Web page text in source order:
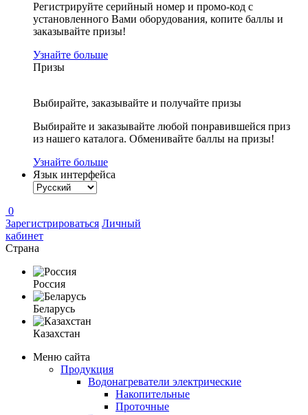
Регистрируйте серийный номер и промо-код с
установленного Вами оборудования, копите баллы и
заказывайте призы!
Узнайте больше
Призы
Выбирайте, заказывайте и получайте призы
Выбирайте и заказывайте любой понравившейся приз
из нашего каталога. Обменивайте баллы на призы!
Узнайте больше
Язык интерфейса
0
Зарегистрироваться Личный
кабинет
Страна
Россия
Беларусь
Казахстан
Меню сайта
Продукция
Водонагреватели электрические
Накопительные
Проточные